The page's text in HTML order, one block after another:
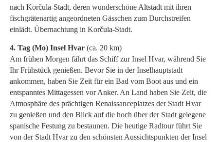
nach Korčula-Stadt, deren wunderschöne Altstadt mit ihren
fischgrätenartig angeordneten Gässchen zum Durchstreifen
einlädt. Übernachtung in Korčula-Stadt.
4. Tag (Mo) Insel Hvar (ca. 20 km)
Am frühen Morgen fährt das Schiff zur Insel Hvar, während Sie
Ihr Frühstück genießen. Bevor Sie in der Inselhauptstadt
ankommen, haben Sie Zeit für ein Bad vom Boot aus und ein
entspanntes Mittagessen vor Anker. An Land haben Sie Zeit, die
Atmosphäre des prächtigen Renaissanceplatzes der Stadt Hvar
zu genießen und den Blick auf die hoch über der Stadt gelegene
spanische Festung zu bestaunen. Die heutige Radtour führt Sie
von der Stadt Hvar zu den schönsten Aussichtspunkten der Insel